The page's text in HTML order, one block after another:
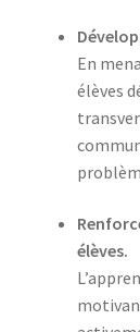
En
élèves
élèves.